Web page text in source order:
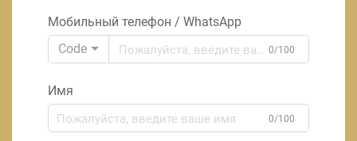
Мобильный телефон / WhatsApp
Code
0/100
Имя
0/100